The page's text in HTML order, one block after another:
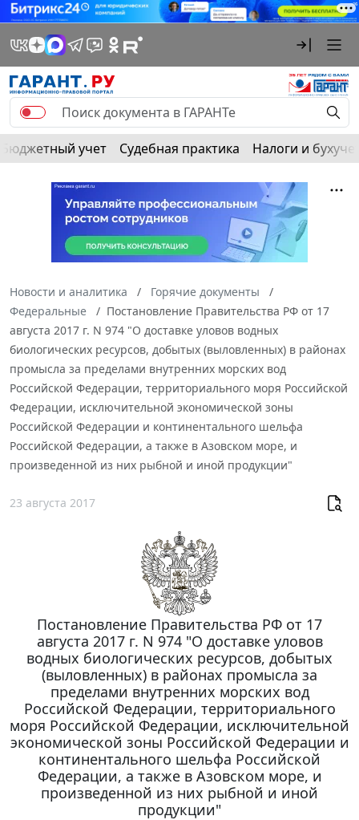
Бюджетный учет Судебная практика Налоги и
Новости и аналитика
Горячие документы
Федеральные
Постановление Правительства РФ от 17
августа 2017 г. N 974 "О доставке уловов водных
биологических ресурсов, добытых (выловленных) в районах
промысла за пределами внутренних морских вод
Российской Федерации, территориального моря Российской
Федерации, исключительной экономической зоны
Российской Федерации и континентального шельфа
Российской Федерации, а также в Азовском море, и
произведенной из них рыбной и иной продукции"
23 августа 2017
Постановление Правительства РФ от 17
августа 2017 г. N 974 "О доставке уловов
водных биологических ресурсов, добытых
(выловленных) в районах промысла за
пределами внутренних морских вод
Российской Федерации, территориального
моря Российской Федерации, исключительной
экономической зоны Российской Федерации и
континентального шельфа Российской
Федерации, а также в Азовском море, и
произведенной из них рыбной и иной
продукции"